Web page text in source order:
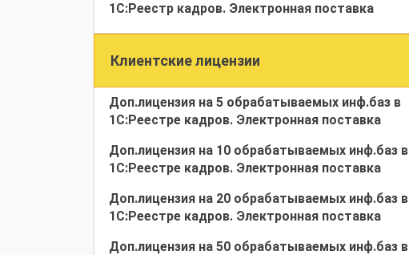
1С:Реестр кадров. Электронная поставка
Клиентские лицензии
Доп.лицензия на 5 обрабатываемых инф.баз в
1С:Реестре кадров. Электронная поставка
Доп.лицензия на 10 обрабатываемых инф.баз в
1С:Реестре кадров. Электронная поставка
Доп.лицензия на 20 обрабатываемых инф.баз в
1С:Реестре кадров. Электронная поставка
Доп.лицензия на 50 обрабатываемых инф.баз в